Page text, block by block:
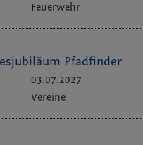
Feuerwehr
Pfadfinder
03.07.2027
Vereine